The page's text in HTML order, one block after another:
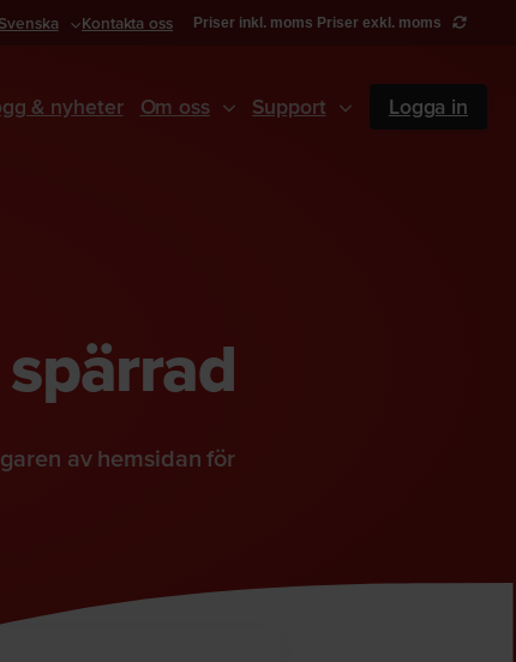
Kontakta oss Priser inkl. moms Priser exkl. moms
& nyheter Om oss Support Logga in
av hemsidan för